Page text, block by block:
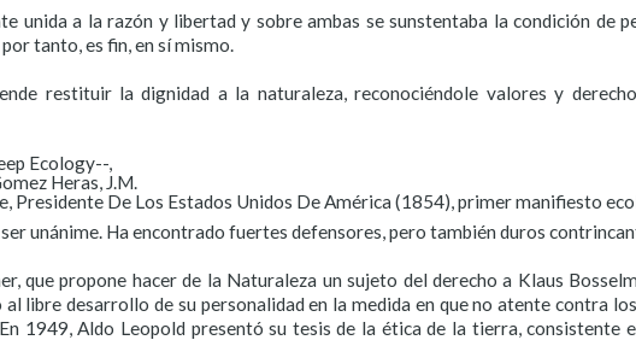
unida a la razón y libertad y sobre ambas se sunstentaba la condición de
tanto, es fin, en sí mismo.
restituir la dignidad a la naturaleza, reconociéndole valores y
Ecology--,
Heras, J.M.
Presidente De Los Estados Unidos De América (1854), primer manifiesto
unánime. Ha encontrado fuertes defensores, pero también duros
que propone hacer de la Naturaleza un sujeto del derecho a Klaus
libre desarrollo de su personalidad en la medida en que no atente contra
1949, Aldo Leopold presentó su tesis de la ética de la tierra, consistente